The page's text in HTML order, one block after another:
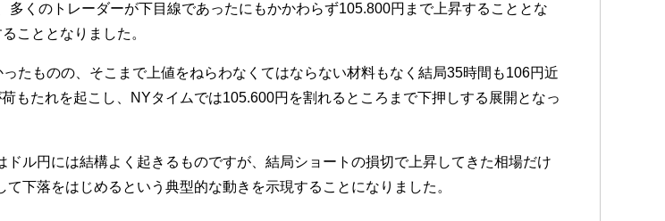
くのトレーダーが下目線であったにもかかわらず105.800円まで上昇することとな
こととなりました。
たものの、そこまで上値をねらわなくてはならない材料もなく結局35時間も106円近
もたれを起こし、NYタイムでは105.600円を割れるところまで下押しする展開となっ
ル円には結構よく起きるものですが、結局ショートの損切で上昇してきた相場だけ
下落をはじめるという典型的な動きを示現することになりました。